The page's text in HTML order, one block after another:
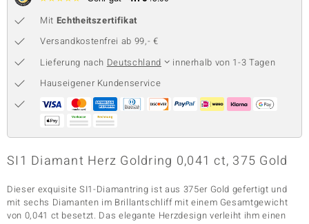
Collection
Classics
Mit Echtheitszertifikat
Versandkostenfrei ab 99,- €
Lieferung nach Deutschland
innerhalb von 1-3 Tagen
Hauseigener Kundenservice
SI1 Diamant Herz Goldring 0,041 ct, 375 Gold
Dieser exquisite SI1-Diamantring ist aus 375er Gold gefertigt und
mit sechs Diamanten im Brillantschliff mit einem Gesamtgewicht
von 0,041 ct besetzt. Das elegante Herzdesign verleiht ihm einen